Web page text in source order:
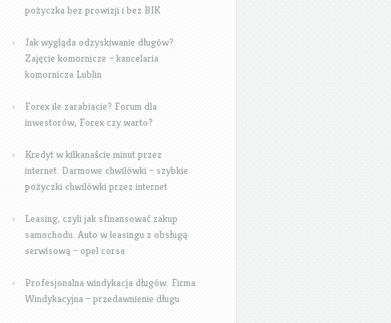
pożyczka bez prowizji i bez BIK
Jak wygląda odzyskiwanie długów?
Zajęcie komornicze – kancelaria
komornicza Lublin
Forex ile zarabiacie? Forum dla
inwestorów, Forex czy warto?
Kredyt w kilkanaście minut przez
internet. Darmowe chwilówki – szybkie
pożyczki chwilówki przez internet
Leasing, czyli jak sfinansować zakup
samochodu. Auto w leasingu z obsługą
serwisową – opel corsa
Profesjonalna windykacja długów. Firma
Windykacyjna – przedawnienie długu